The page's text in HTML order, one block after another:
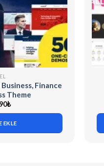
Finance
Theme
₺
EKLE